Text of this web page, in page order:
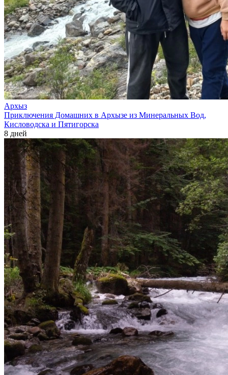
Архыз
Приключения Домашних в Архызе из Минеральных Вод,
Кисловодска и Пятигорска
8 дней